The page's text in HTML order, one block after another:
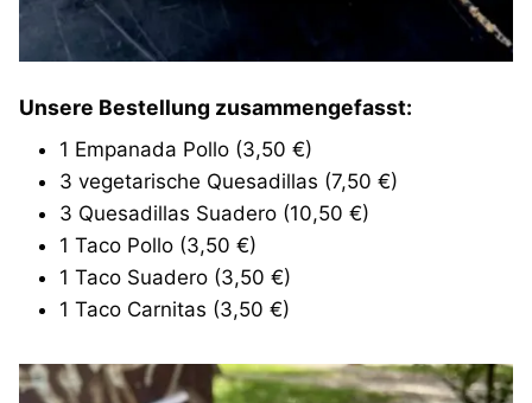
Unsere Bestellung zusammengefasst:
1 Empanada Pollo (3,50 €)
3 vegetarische Quesadillas (7,50 €)
3 Quesadillas Suadero (10,50 €)
1 Taco Pollo (3,50 €)
1 Taco Suadero (3,50 €)
1 Taco Carnitas (3,50 €)